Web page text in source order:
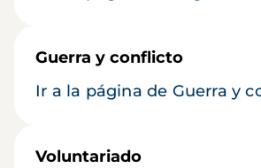
Guerra y conflicto
Ir a la página de Guerra y
Voluntariado